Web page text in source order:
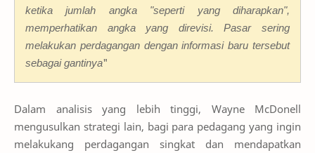
ketika jumlah angka "seperti yang diharapkan",
memperhatikan angka yang direvisi. Pasar sering
melakukan perdagangan dengan informasi baru tersebut
sebagai gantinya"
Dalam analisis yang lebih tinggi, Wayne McDonell
mengusulkan strategi lain, bagi para pedagang yang ingin
melakukang perdagangan singkat dan mendapatkan